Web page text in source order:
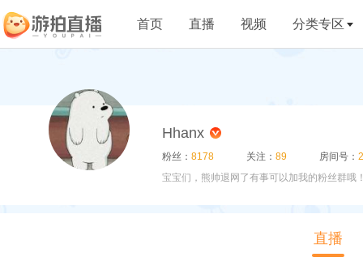
首页 直播 视频 分类专区
Hhanx
粉丝： 8178 关注： 89 房间号：
宝宝们，熊帅退网了有事可以加我的粉丝群哦
直播